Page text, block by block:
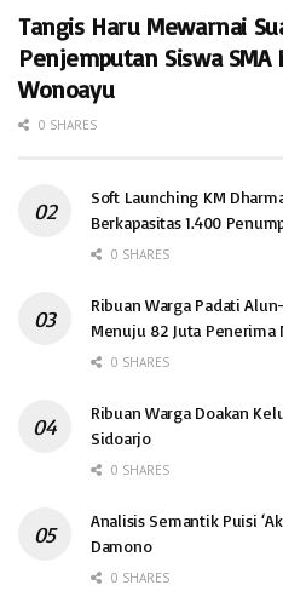
Tangis Haru Mewarnai
Penjemputan Siswa SMA
Wonoayu
0 SHARES
Soft Launching KM
Berkapasitas 1.400
0 SHARES
Ribuan Warga Padati
Menuju 82 Juta Penerima
0 SHARES
Ribuan Warga Doakan
Sidoarjo
0 SHARES
Analisis Semantik Puisi
Damono
0 SHARES